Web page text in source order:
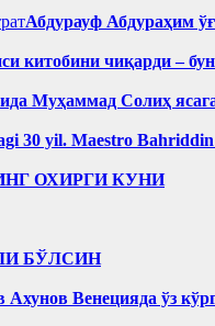
Абдурауф Абдураҳим
китобини чиқарди –
Муҳаммад Солиҳ
30 yil. Maestro
ОХИРГИ КУНИ
БЎЛСИН
Венецияда ўз